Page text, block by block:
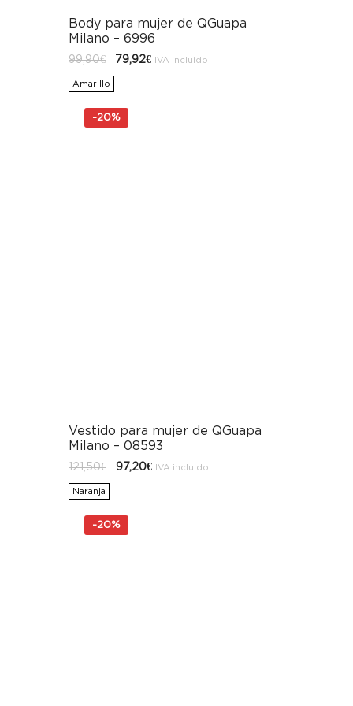
Body para mujer de QGuapa
Milano – 6996
99,90€
El
original
era:
79,92€ElIVA incluido
Amarillo
-20%
Vestido para mujer de QGuapa
Milano – 08593
121,50€
El
era:
97,20€ElIVA incluido
Naranja
-20%